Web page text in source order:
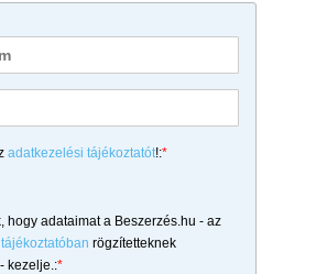
adatkezelési tájékoztatót!:*
hogy adataimat a Beszerzés.hu - az
rögzítetteknek
kezelje.:*